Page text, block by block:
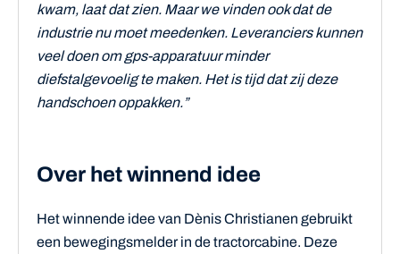
kwam, laat dat zien. Maar we vinden ook dat de
industrie nu moet meedenken. Leveranciers kunnen
veel doen om gps-apparatuur minder
diefstalgevoelig te maken. Het is tijd dat zij deze
handschoen oppakken.”
Over het winnend idee
Het winnende idee van Dènis Christianen gebruikt
een bewegingsmelder in de tractorcabine. Deze